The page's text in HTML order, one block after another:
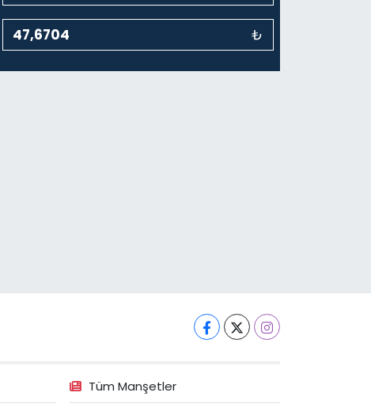
₺
Tüm Manşetler